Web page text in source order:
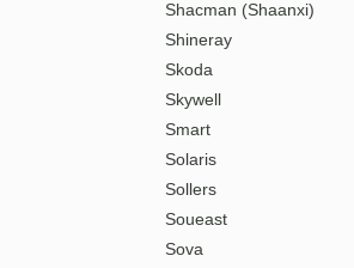
Shacman (Shaanxi)
Shineray
Skoda
Skywell
Smart
Solaris
Sollers
Soueast
Sova